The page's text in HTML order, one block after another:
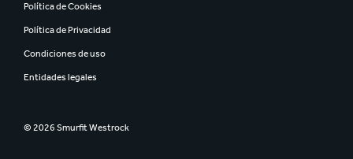
Política de Cookies
Política de Privacidad
Condiciones de uso
Entidades legales
© 2026 Smurfit Westrock